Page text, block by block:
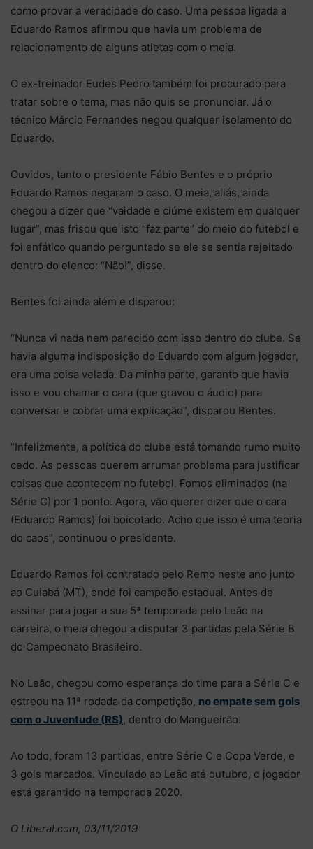
como provar a veracidade do caso. Uma pessoa ligada a
Eduardo Ramos afirmou que havia um problema de
relacionamento de alguns atletas com o meia.
O ex-treinador Eudes Pedro também foi procurado para
tratar sobre o tema, mas não quis se pronunciar. Já o
técnico Márcio Fernandes negou qualquer isolamento do
Eduardo.
Ouvidos, tanto o presidente Fábio Bentes e o próprio
Eduardo Ramos negaram o caso. O meia, aliás, ainda
chegou a dizer que “vaidade e ciúme existem em qualquer
lugar”, mas frisou que isto “faz parte” do meio do futebol e
foi enfático quando perguntado se ele se sentia rejeitado
dentro do elenco: “Não!”, disse.
Bentes foi ainda além e disparou:
“Nunca vi nada nem parecido com isso dentro do clube. Se
havia alguma indisposição do Eduardo com algum jogador,
era uma coisa velada. Da minha parte, garanto que havia
isso e vou chamar o cara (que gravou o áudio) para
conversar e cobrar uma explicação”, disparou Bentes.
“Infelizmente, a política do clube está tomando rumo muito
cedo. As pessoas querem arrumar problema para justificar
coisas que acontecem no futebol. Fomos eliminados (na
Série C) por 1 ponto. Agora, vão querer dizer que o cara
(Eduardo Ramos) foi boicotado. Acho que isso é uma teoria
do caos”, continuou o presidente.
Eduardo Ramos foi contratado pelo Remo neste ano junto
ao Cuiabá (MT), onde foi campeão estadual. Antes de
assinar para jogar a sua 5ª temporada pelo Leão na
carreira, o meia chegou a disputar 3 partidas pela Série B
do Campeonato Brasileiro.
No Leão, chegou como esperança do time para a Série C e
estreou na 11ª rodada da competição, no empate sem gols
com o Juventude (RS), dentro do Mangueirão.
Ao todo, foram 13 partidas, entre Série C e Copa Verde, e
3 gols marcados. Vinculado ao Leão até outubro, o jogador
está garantido na temporada 2020.
O Liberal.com, 03/11/2019